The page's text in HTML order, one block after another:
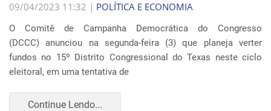
09/04/2023 11:32 | POLÍTICA E ECONOMIA
O Comitê de Campanha Democrática do Congresso
(DCCC) anunciou na segunda-feira (3) que planeja verter
fundos no 15º Distrito Congressional do Texas neste ciclo
eleitoral, em uma tentativa de
Continue Lendo...